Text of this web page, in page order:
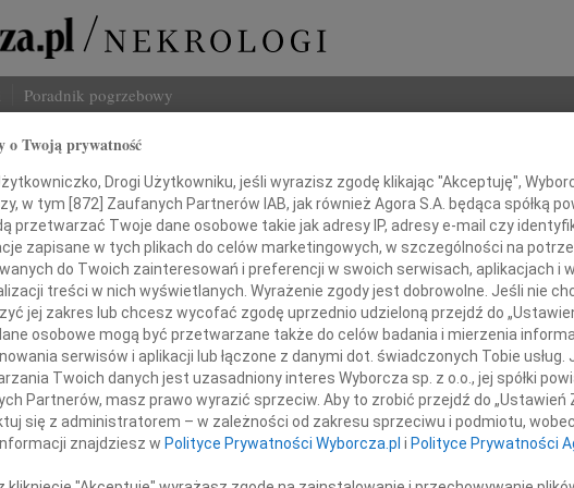
Poradnik pogrzebowy
Czesław Winczewski
Łódź
03.12.2025
Z głębokim żalem przyjęliśmy wiadomość o śmierci
Imię
o Twoją prywatność
Drogi Użytkowniku, jeśli wyrazisz zgodę klikając "Akceptuję",
w tym [872] Zaufanych Partnerów IAB, jak również Agora S.A. będąca spółką
przetwarzać Twoje dane osobowe takie jak adresy IP, adresy e-mail czy
zapisane w tych plikach do celów marketingowych, w szczególności na
do Twoich zainteresowań i preferencji w swoich serwisach, aplikacjach i
treści w nich wyświetlanych. Wyrażenie zgody jest dobrowolne. Jeśli nie
jej zakres lub chcesz wycofać zgodę uprzednio udzieloną przejdź do
osobowe mogą być przetwarzane także do celów badania i mierzenia
serwisów i aplikacji lub łączone z danymi dot. świadczonych Tobie usług.
Twoich danych jest uzasadniony interes Wyborcza sp. z o.o., jej spółki
Partnerów, masz prawo wyrazić sprzeciw. Aby to zrobić przejdź do „Ustawień
się z administratorem – w zależności od zakresu sprzeciwu i podmiotu,
znajdziesz w Polityce Prywatności Wyborcza.pl i Polityce Prywatności